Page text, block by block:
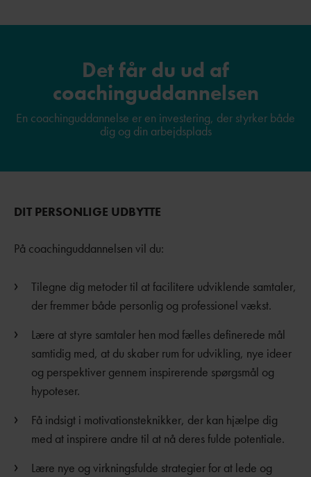
Det får du ud af
coachinguddannelsen
En coachinguddannelse er en investering, der styrker både
dig og din arbejdsplads
DIT PERSONLIGE UDBYTTE
På coachinguddannelsen vil du:
Tilegne dig metoder til at facilitere udviklende samtaler,
der fremmer både personlig og professionel vækst.
Lære at styre samtaler hen mod fælles definerede mål
samtidig med, at du skaber rum for udvikling, nye ideer
og perspektiver gennem inspirerende spørgsmål og
hypoteser.
Få indsigt i motivationsteknikker, der kan hjælpe dig
med at inspirere andre til at nå deres fulde potentiale.
Lære nye og virkningsfulde strategier for at lede og